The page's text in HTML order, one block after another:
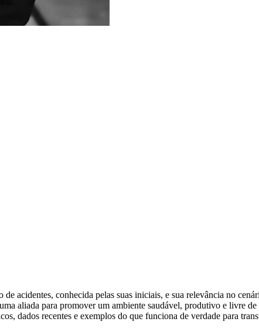
acidentes, conhecida pelas suas iniciais, e sua relevância no
aliada para promover um ambiente saudável, produtivo e livre
dados recentes e exemplos do que funciona de verdade para